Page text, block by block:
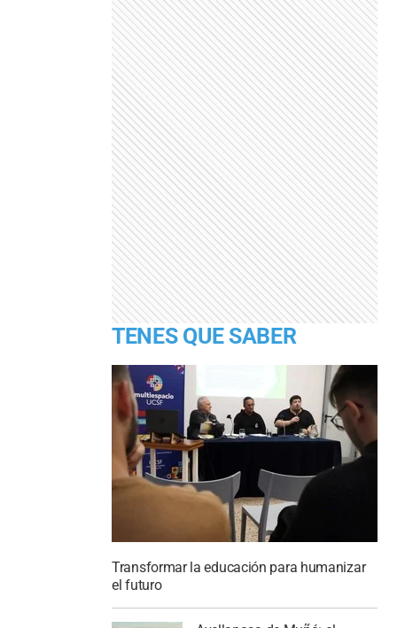
TENES QUE SABER
Transformar la educación para humanizar
el futuro